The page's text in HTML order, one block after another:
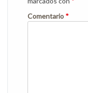
Comentario *